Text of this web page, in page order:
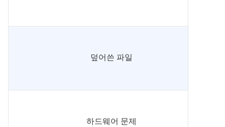
덮어쓴 파일
하드웨어 문제